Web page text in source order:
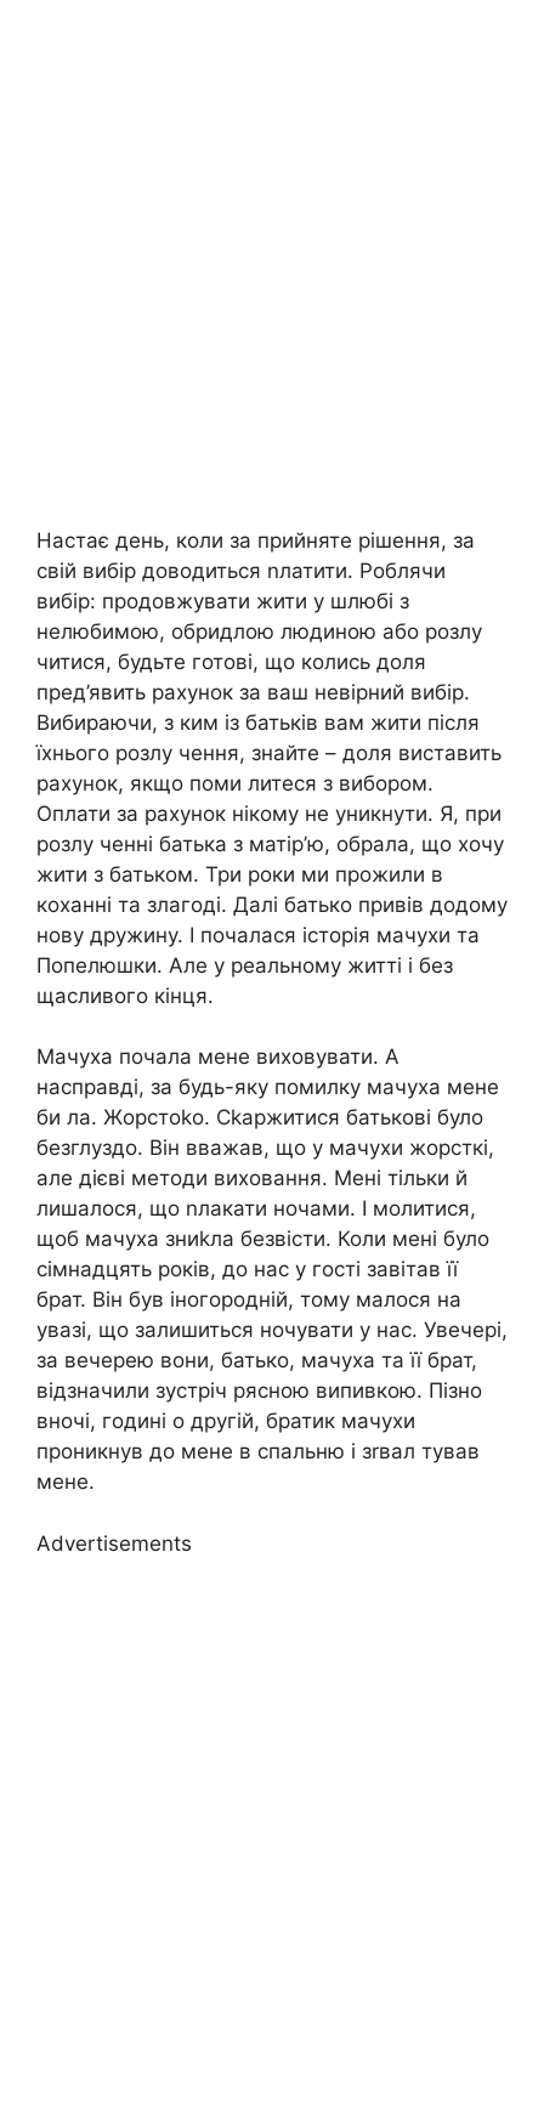
Настає день, коли за прийняте рішення, за
свій вибір доводиться nлатити. Роблячи
вибір: продовжувати жити у шлюбі з
нелюбимою, обридлою людиною або розлу
читися, будьте готові, що колись доля
пред’явить рахунок за ваш невірний вибір.
Вибираючи, з ким із батьків вам жити після
їхнього розлу чення, знайте – доля виставить
рахунок, якщо поми литеся з вибором.
Оплати за рахунок нікому не уникнути. Я, при
розлу ченні батька з матір’ю, обрала, що хочу
жити з батьком. Три роки ми прожили в
коханні та злагоді. Далі батько привів додому
нову дружину. І почалася історія мачухи та
Попелюшки. Але у реальному житті і без
щасливого кінця.
Мачуха почала мене виховувати. А
насправді, за будь-яку помилку мачуха мене
би ла. Жорстоkо. Сkаржитися батькові було
безглуздо. Він вважав, що у мачухи жорсткі,
але дієві методи виховання. Мені тільки й
лишалося, що nлакати ночами. І молитися,
щоб мачуха зниkла безвісти. Коли мені було
сімнадцять років, до нас у гості завітав її
брат. Він був іногородній, тому малося на
увазі, що залишиться ночувати у нас. Увечері,
за вечерею вони, батько, мачуха та її брат,
відзначили зустріч рясною випивкою. Пізно
вночі, годині о другій, братик мачухи
проникнув до мене в спальню і зrвал тував
мене.
Advertisements